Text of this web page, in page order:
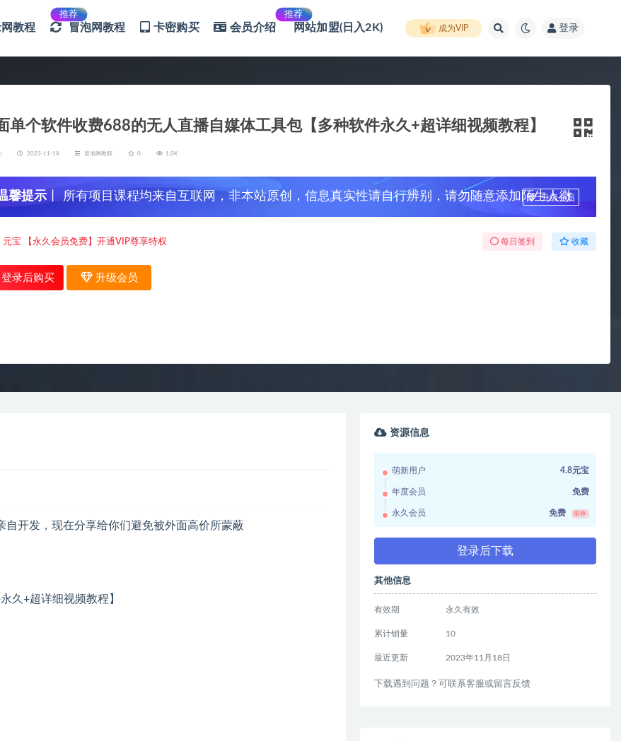
网教程
推荐
冒泡网教程 卡密购买 会员介绍
推荐
网站加盟(日入2K) 成为VIP 登录
单个软件收费688的无人直播自媒体工具包【多种软件永久+超详细视频教程】
2023-11-18 冒泡网教程 0 1.0K
馨提示 丨 所有项目课程均来自互联网，非本站原创，信息真实性请自行辨别，请勿随意添加陌生人微
，谨防上当受骗！
升级会员
元宝 【永久会员免费】开通VIP尊享特权 每日签到 收藏
登录后购买 升级会员
开发，现在分享给你们避免被外面高价所蒙蔽
资源信息
萌新用户 4.8元宝
年度会员 免费
永久会员 免费 推荐
登录后下载
其他信息
有效期 永久有效
累计销量 10
最近更新 2023年11月18日
下载遇到问题？可联系客服或留言反馈